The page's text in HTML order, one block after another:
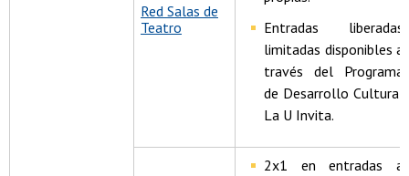
Red Salas de
Teatro
Entradas liberadas
limitadas disponibles a
través del Programa
de Desarrollo Cultural
La U Invita.
2x1 en entradas a